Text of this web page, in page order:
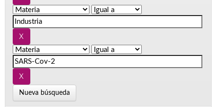
Nueva búsqueda